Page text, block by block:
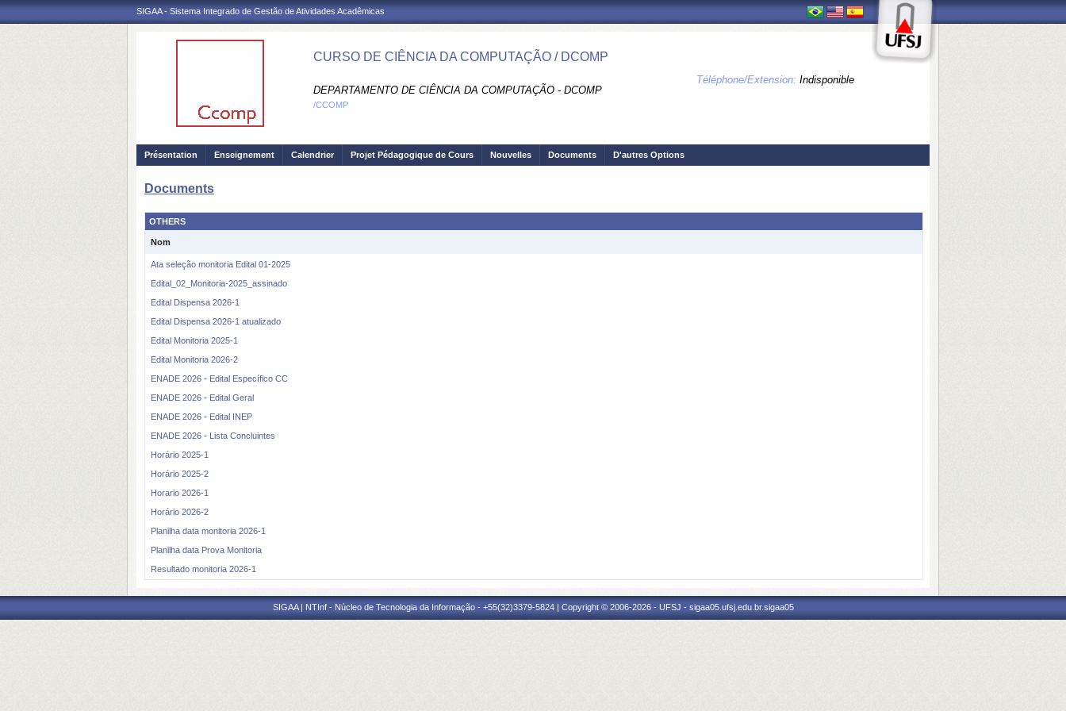
SIGAA - Sistema Integrado de Gestão de Atividades Acadêmicas
CURSO DE CIÊNCIA DA COMPUTAÇÃO / DCOMP
DEPARTAMENTO DE CIÊNCIA DA COMPUTAÇÃO - DCOMP
Téléphone/Extension: Indisponible
/CCOMP
Présentation Enseignement Calendrier Projet Pédagogique de Cours Nouvelles Documents D'autres Options
Documents
OTHERS
Nom
Ata seleção monitoria Edital 01-2025
Edital_02_Monitoria-2025_assinado
Edital Dispensa 2026-1
Edital Dispensa 2026-1 atualizado
Edital Monitoria 2025-1
Edital Monitoria 2026-2
ENADE 2026 - Edital Específico CC
ENADE 2026 - Edital Geral
ENADE 2026 - Edital INEP
ENADE 2026 - Lista Concluintes
Horário 2025-1
Horário 2025-2
Horario 2026-1
Horário 2026-2
Planilha data monitoria 2026-1
Planilha data Prova Monitoria
Resultado monitoria 2026-1
SIGAA | NTInf - Núcleo de Tecnologia da Informação - +55(32)3379-5824 | Copyright © 2006-2026 - UFSJ - sigaa05.ufsj.edu.br.sigaa05